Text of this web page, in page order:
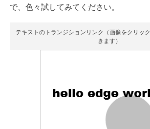
で、色々試してみてください。
テキストのトランジションリンク（画像をクリッ
きます）